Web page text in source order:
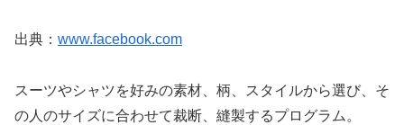
出典： www.facebook.com
スーツやシャツを好みの素材、柄、スタイルから選び、そ
の人のサイズに合わせて裁断、縫製するプログラム。